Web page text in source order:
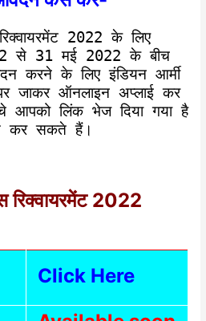
2022 के लिए
से 31 मई 2022 के बीच
करने के लिए इंडियन आर्मी
जाकर ऑनलाइन अप्लाई कर
आपको लिंक भेज दिया गया है
कर सकते हैं।
रिक्वायरमेंट 2022
Click Here